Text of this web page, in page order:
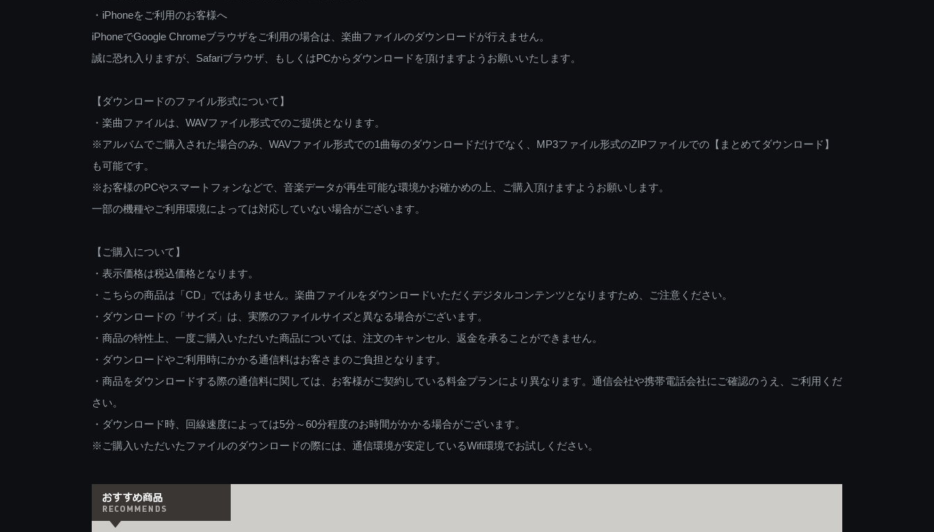
・iPhoneをご利用のお客様へ
iPhoneでGoogle Chromeブラウザをご利用の場合は、楽曲ファイルのダウンロードが行えません。
誠に恐れ入りますが、Safariブラウザ、もしくはPCからダウンロードを頂けますようお願いいたします。
【ダウンロードのファイル形式について】
・楽曲ファイルは、WAVファイル形式でのご提供となります。
※アルバムでご購入された場合のみ、WAVファイル形式での1曲毎のダウンロードだけでなく、MP3ファイル形式のZIPファイルでの【まとめてダウンロード】
も可能です。
※お客様のPCやスマートフォンなどで、音楽データが再生可能な環境かお確かめの上、ご購入頂けますようお願いします。
一部の機種やご利用環境によっては対応していない場合がございます。
【ご購入について】
・表示価格は税込価格となります。
・こちらの商品は「CD」ではありません。楽曲ファイルをダウンロードいただくデジタルコンテンツとなりますため、ご注意ください。
・ダウンロードの「サイズ」は、実際のファイルサイズと異なる場合がございます。
・商品の特性上、一度ご購入いただいた商品については、注文のキャンセル、返金を承ることができません。
・ダウンロードやご利用時にかかる通信料はお客さまのご負担となります。
・商品をダウンロードする際の通信料に関しては、お客様がご契約している料金プランにより異なります。通信会社や携帯電話会社にご確認のうえ、ご利用くだ
さい。
・ダウンロード時、回線速度によっては5分～60分程度のお時間がかかる場合がございます。
※ご購入いただいたファイルのダウンロードの際には、通信環境が安定しているWifi環境でお試しください。